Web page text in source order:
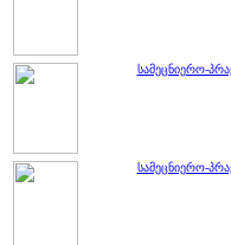
სამეცნიერო-
სამეცნიერო-